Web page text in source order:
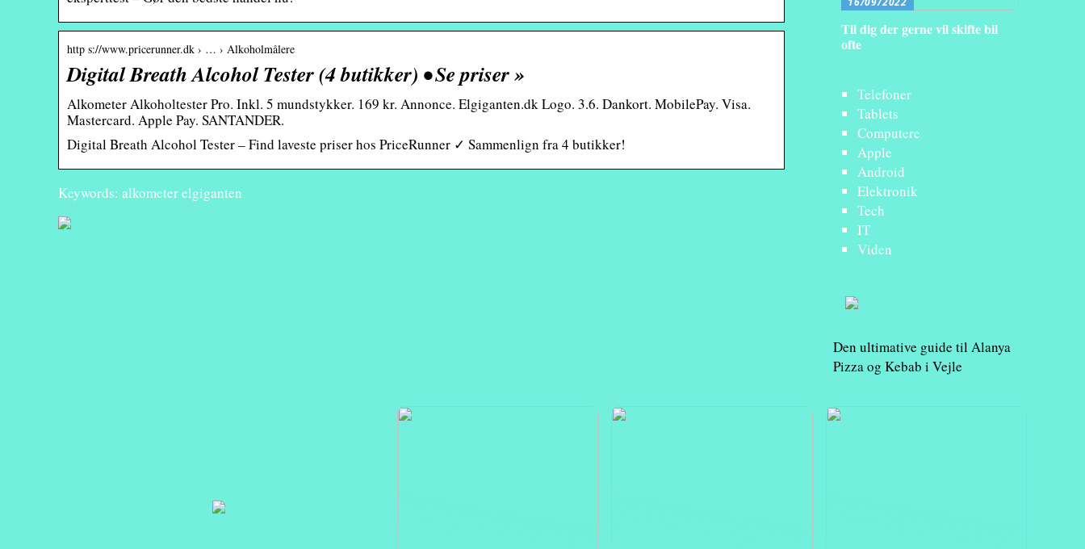
http s://www.pricerunner.dk › … › Alkoholmålere
Digital Breath Alcohol Tester (4 butikker) • Se priser »
Alkometer Alkoholtester Pro. Inkl. 5 mundstykker. 169 kr. Annonce. Elgiganten.dk Logo. 3.6. Dankort. MobilePay. Visa.
Mastercard. Apple Pay. SANTANDER.
Digital Breath Alcohol Tester – Find laveste priser hos PriceRunner ✓ Sammenlign fra 4 butikker!
Keywords: alkometer elgiganten
Til dig der gerne vil skifte bil
ofte
Telefoner
Tablets
Computere
Apple
Android
Elektronik
Tech
IT
Viden
Den ultimative guide til Alanya
Pizza og Kebab i Vejle